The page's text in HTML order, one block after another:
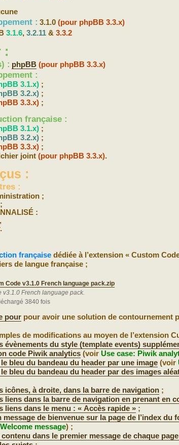
: 3.1.0(pour phpBB 3.3.x)
3.1.6,3.2.11 &3.3.2
:
: phpBB (pour phpBB 3.3.x)
:
3.1.x) ;
3.2.x) ;
3.3.x) ;
française :
3.1.x) ;
3.2.x) ;
3.3.x) ;
joint(pour phpBB 3.3.x).
:
:
;
:
française dédiée à l’extension « Custom
de langue française ;
Code v3.1.0 French language pack.zip
v3.1.0 French language pack.
3840 fois
pour pour avoir une solution de contournement
de modifications au moyen de l’extension
évènements du style (template events)
code Piwik analytics (voir Use case: Piwik
bleu du bandeau du header par une image (voir
bleu du bandeau du header par des images
icônes, à droite, dans la barre de navigation ;
liens dans la barre de navigation en prenant en
liens dans le menu : « Accès rapide » ;
message de bienvenue sur la page de l’index
message) ;
dans le premier message de chaque